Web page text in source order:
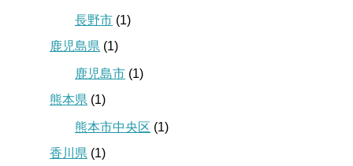
長野市 (1)
鹿児島県 (1)
鹿児島市 (1)
熊本県 (1)
熊本市中央区 (1)
香川県 (1)